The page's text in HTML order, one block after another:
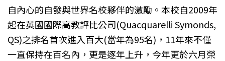
自內心的自發與世界名校夥伴的激勵。本校自2009年
起在英國國際高教評比公司(Quacquarelli Symonds,
QS)之排名首次進入百大(當年為95名)，11年來不僅
一直保持在百名內，更是逐年上升，今年更於六月榮